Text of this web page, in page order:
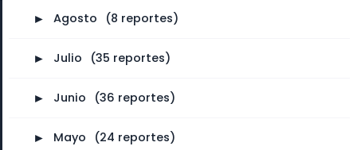
► Agosto (8 reportes)
► Julio (35 reportes)
► Junio (36 reportes)
► Mayo (24 reportes)